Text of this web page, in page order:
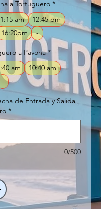
a Tortuguero *
am
12:45 pm
16:20pm -
a Pavona *
am
10:40 am
-
de Entrada y Salida
*
0/500